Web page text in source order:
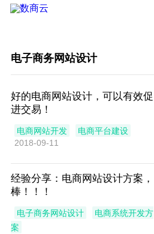
电子商务网站设计
好的电商网站设计，可以有效促
进交易！
电商网站开发
电商平台建设
2018-09-11
经验分享：电商网站设计方案，
棒！！！
电子商务网站设计
电商系统开发方
案